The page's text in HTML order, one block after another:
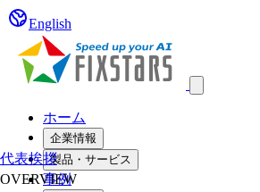
English
ホーム
企業情報
製品・サービス
事例
代表挨拶
OVERVIEW